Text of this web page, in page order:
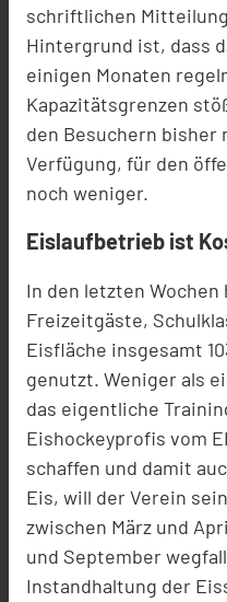
schriftlichen
Hintergrund ist, dass
einigen Monaten
Kapazitätsgrenzen
den Besuchern bisher
Verfügung, für den
noch weniger.
Eislaufbetrieb ist
In den letzten Wochen
Freizeitgäste,
Eisfläche insgesamt
genutzt. Weniger als
das eigentliche
Eishockeyprofis vom
schaffen und damit
Eis, will der Verein
zwischen März und
und September
Instandhaltung der